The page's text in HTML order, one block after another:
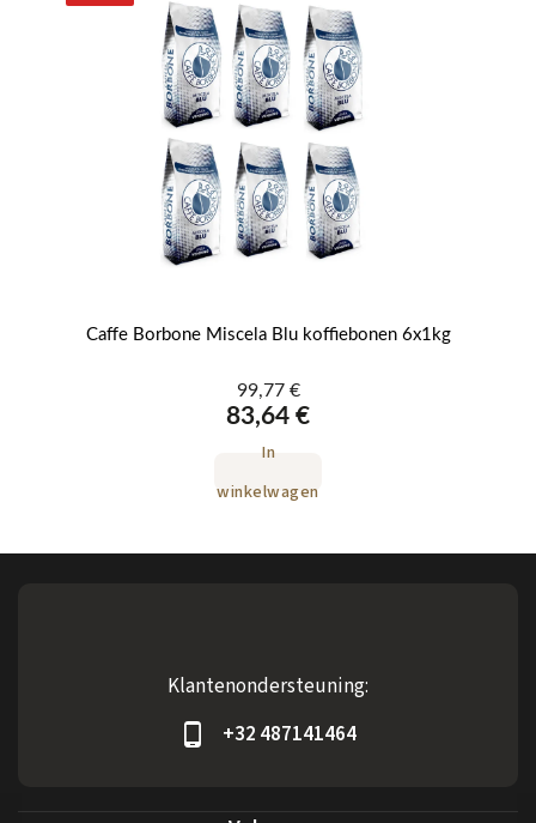
Caffe Borbone Miscela Blu koffiebonen 6x1kg
99,77 €
83,64 €
In
winkelwagen
Klantenondersteuning:
+32 487141464